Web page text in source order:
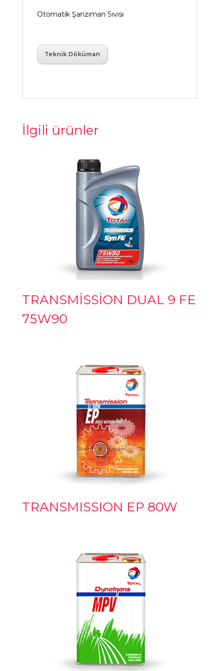
Otomatik Şanzıman Sıvısı
Teknik Döküman
İlgili ürünler
TRANSMİSSİON DUAL 9 FE
75W90
TRANSMISSION EP 80W